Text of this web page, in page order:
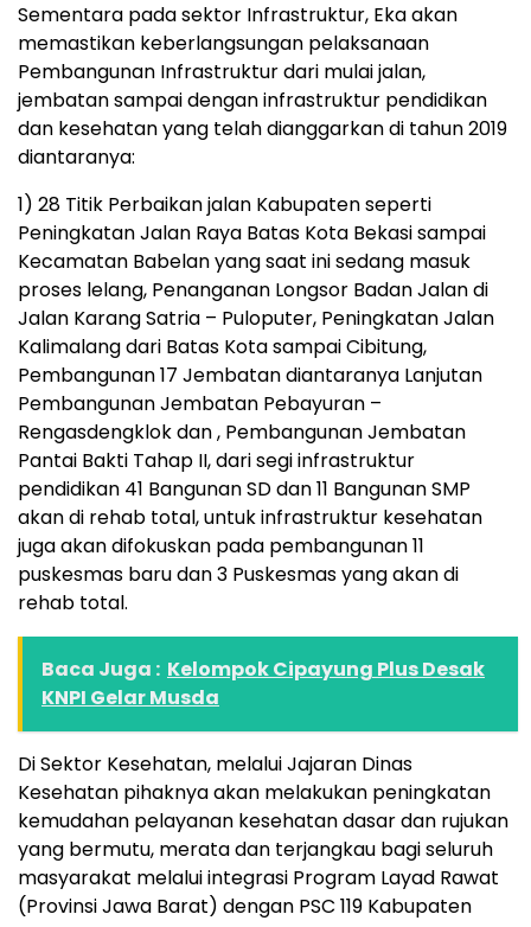
Sementara pada sektor Infrastruktur, Eka akan
memastikan keberlangsungan pelaksanaan
Pembangunan Infrastruktur dari mulai jalan,
jembatan sampai dengan infrastruktur pendidikan
dan kesehatan yang telah dianggarkan di tahun 2019
diantaranya:
1) 28 Titik Perbaikan jalan Kabupaten seperti
Peningkatan Jalan Raya Batas Kota Bekasi sampai
Kecamatan Babelan yang saat ini sedang masuk
proses lelang, Penanganan Longsor Badan Jalan di
Jalan Karang Satria – Puloputer, Peningkatan Jalan
Kalimalang dari Batas Kota sampai Cibitung,
Pembangunan 17 Jembatan diantaranya Lanjutan
Pembangunan Jembatan Pebayuran –
Rengasdengklok dan , Pembangunan Jembatan
Pantai Bakti Tahap II, dari segi infrastruktur
pendidikan 41 Bangunan SD dan 11 Bangunan SMP
akan di rehab total, untuk infrastruktur kesehatan
juga akan difokuskan pada pembangunan 11
puskesmas baru dan 3 Puskesmas yang akan di
rehab total.
Baca Juga : Kelompok Cipayung Plus Desak
KNPI Gelar Musda
Di Sektor Kesehatan, melalui Jajaran Dinas
Kesehatan pihaknya akan melakukan peningkatan
kemudahan pelayanan kesehatan dasar dan rujukan
yang bermutu, merata dan terjangkau bagi seluruh
masyarakat melalui integrasi Program Layad Rawat
(Provinsi Jawa Barat) dengan PSC 119 Kabupaten